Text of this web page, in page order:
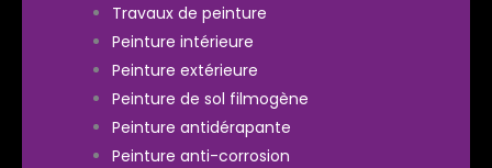
Travaux de peinture
Peinture intérieure
Peinture extérieure
Peinture de sol filmogène
Peinture antidérapante
Peinture anti-corrosion